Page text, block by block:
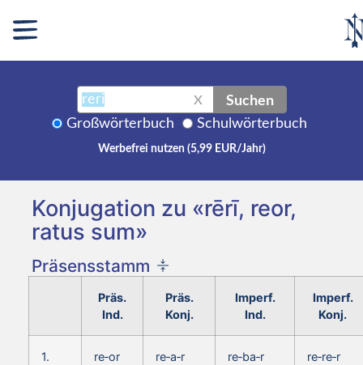
X Suchen
Großwörterbuch Schulwörterbuch
Werbefrei nutzen (5,99 EUR/Jahr)
Konjugation zu «rērī, reor,
ratus sum»
Präsensstamm
Präs.
Ind.
Präs.
Konj.
Imperf.
Ind.
Imperf.
Konj.
1.
re‑or re‑a‑r re‑ba‑r re‑re‑r